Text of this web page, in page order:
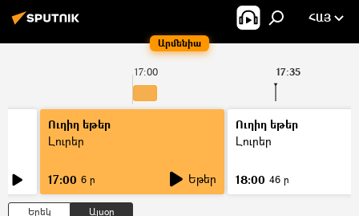
Արմենիա
ՀԱՅ
17:00 17:35
Ուղիղ եթեր
Լուրեր
17:00 6 ր Եթեր
Ուղիղ եթեր
Լուրեր
18:00 46 ր
Երեկ Այսօր